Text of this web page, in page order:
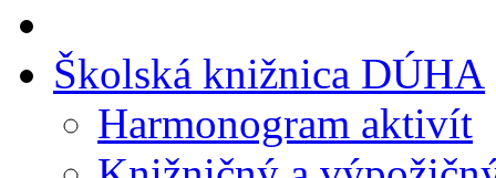
Školská knižnica DÚHA
Harmonogram aktivít